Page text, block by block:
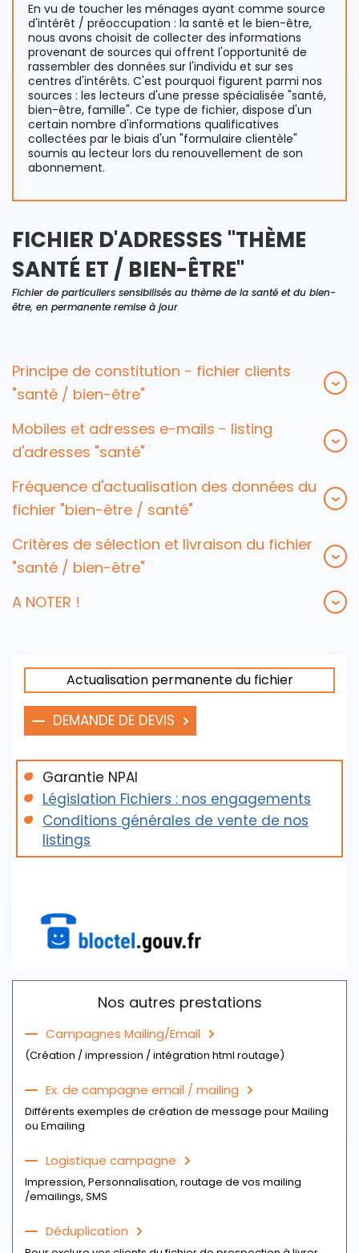
En vu de toucher les ménages ayant comme source
d'intérêt / préoccupation : la santé et le bien-être,
nous avons choisit de collecter des informations
provenant de sources qui offrent l'opportunité de
rassembler des données sur l'individu et sur ses
centres d'intérêts. C'est pourquoi figurent parmi nos
sources : les lecteurs d'une presse spécialisée "santé,
bien-être, famille". Ce type de fichier, dispose d'un
certain nombre d'informations qualificatives
collectées par le biais d'un "formulaire clientèle"
soumis au lecteur lors du renouvellement de son
abonnement.
FICHIER D'ADRESSES "THÈME
SANTÉ ET / BIEN-ÊTRE"
Fichier de particuliers sensibilisés au thème de la santé et du bien-
être, en permanente remise à jour
Principe de constitution - fichier clients
"santé / bien-être"
Mobiles et adresses e-mails - listing
d'adresses "santé"
Fréquence d'actualisation des données du
fichier "bien-être / santé"
Critères de sélection et livraison du fichier
"santé / bien-être"
A NOTER !
Actualisation permanente du fichier
DEMANDE DE DEVIS
Garantie NPAI
Législation Fichiers : nos engagements
Conditions générales de vente de nos
listings
Nos autres prestations
Campagnes Mailing/Email
(Création / impression / intégration html routage)
Ex. de campagne email / mailing
Différents exemples de création de message pour Mailing
ou Emailing
Logistique campagne
Impression, Personnalisation, routage de vos mailing
/emailings, SMS
Déduplication